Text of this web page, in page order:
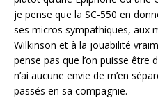
je pense que la SC-550 en
ses micros sympathiques, aux
Wilkinson et à la jouabilité
pense pas que l’on puisse être
n’ai aucune envie de m’en
passés en sa compagnie.